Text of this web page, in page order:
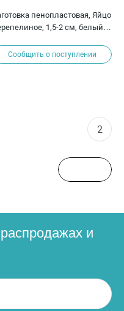
пенопластовая, Яйцо
1,5-2 см, белый, 1
Сообщить о поступлении
2
и